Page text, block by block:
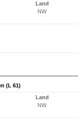
Land
NW
(L 61)
Land
NW